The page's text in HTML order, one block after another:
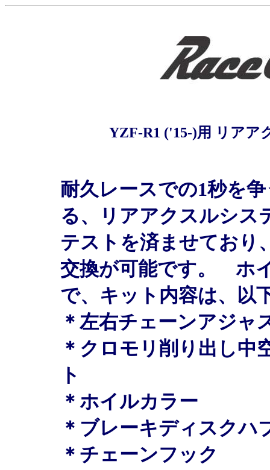
YZF-R1 ('15-)用 リアア
耐久レースでの1秒を
る、リアアクスルシ
テストを済ませており
交換が可能です。 ホ
で、キット内容は、以
＊左右チェーンアジャ
＊クロモリ削り出し中
ト
＊ホイルカラー
＊ブレーキディスクハ
＊チェーンフック